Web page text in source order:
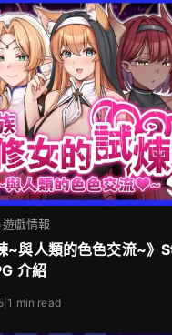
遊戲情報
~與人類的色色交流~》
介紹
|1 min read